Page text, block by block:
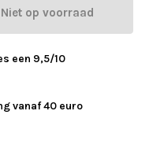
Niet op voorraad
een 9,5/10
vanaf 40 euro